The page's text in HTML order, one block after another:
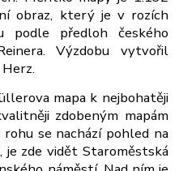
obraz, který je v rozích
podle předloh českého
Výzdobu vytvořil
mapa k nejbohatěji
zdobeným mapám
se nachází pohled na
je zde vidět Staroměstská